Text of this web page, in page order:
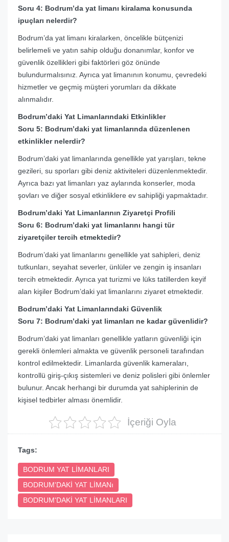
Soru 4: Bodrum’da yat limanı kiralama konusunda
ipuçları nelerdir?
Bodrum’da yat limanı kiralarken, öncelikle bütçenizi
belirlemeli ve yatın sahip olduğu donanımlar, konfor ve
güvenlik özellikleri gibi faktörleri göz önünde
bulundurmalısınız. Ayrıca yat limanının konumu, çevredeki
hizmetler ve geçmiş müşteri yorumları da dikkate
alınmalıdır.
Bodrum’daki Yat Limanlarındaki Etkinlikler
Soru 5: Bodrum’daki yat limanlarında düzenlenen
etkinlikler nelerdir?
Bodrum’daki yat limanlarında genellikle yat yarışları, tekne
gezileri, su sporları gibi deniz aktiviteleri düzenlenmektedir.
Ayrıca bazı yat limanları yaz aylarında konserler, moda
şovları ve diğer sosyal etkinliklere ev sahipliği yapmaktadır.
Bodrum’daki Yat Limanlarının Ziyaretçi Profili
Soru 6: Bodrum’daki yat limanlarını hangi tür
ziyaretçiler tercih etmektedir?
Bodrum’daki yat limanlarını genellikle yat sahipleri, deniz
tutkunları, seyahat severler, ünlüler ve zengin iş insanları
tercih etmektedir. Ayrıca yat turizmi ve lüks tatillerden keyif
alan kişiler Bodrum’daki yat limanlarını ziyaret etmektedir.
Bodrum’daki Yat Limanlarındaki Güvenlik
Soru 7: Bodrum’daki yat limanları ne kadar güvenlidir?
Bodrum’daki yat limanları genellikle yatların güvenliği için
gerekli önlemleri almakta ve güvenlik personeli tarafından
kontrol edilmektedir. Limanlarda güvenlik kameraları,
kontrollü giriş-çıkış sistemleri ve deniz polisleri gibi önlemler
bulunur. Ancak herhangi bir durumda yat sahiplerinin de
kişisel tedbirler alması önemlidir.
İçeriği Oyla
Tags:
BODRUM YAT LİMANLARI
BODRUM'DAKİ YAT LİMANı
BODRUM'DAKİ YAT LİMANLARI